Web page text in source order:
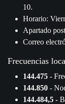
10.
Horario:
Apartado
Correo
Frecuencias
144.475 -
144.850 -
144.484,5 -